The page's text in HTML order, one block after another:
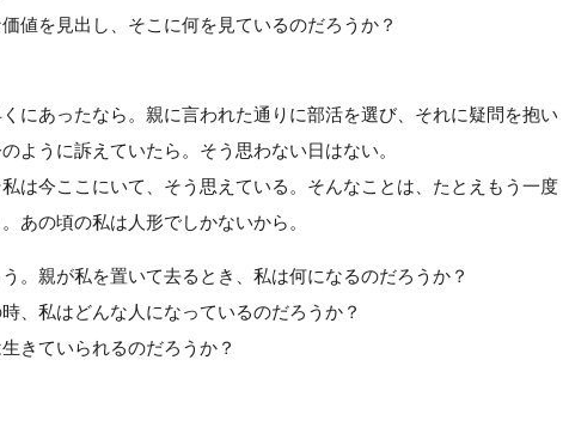
値を見出し、そこに何を見ているのだろうか？
にあったなら。親に言われた通りに部活を選び、それに疑問を抱い
ように訴えていたら。そう思わない日はない。
は今ここにいて、そう思えている。そんなことは、たとえもう一度
あの頃の私は人形でしかないから。
。親が私を置いて去るとき、私は何になるのだろうか？
、私はどんな人になっているのだろうか？
きていられるのだろうか？